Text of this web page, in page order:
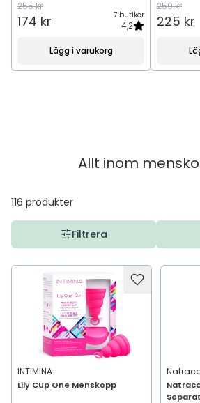
255 kr
174 kr 7 butiker
4,2
Lägg i varukorg
259 kr
225 kr
Allt inom
116 produkter
Filtrera
INTIMINA
Lily Cup One Menskopp